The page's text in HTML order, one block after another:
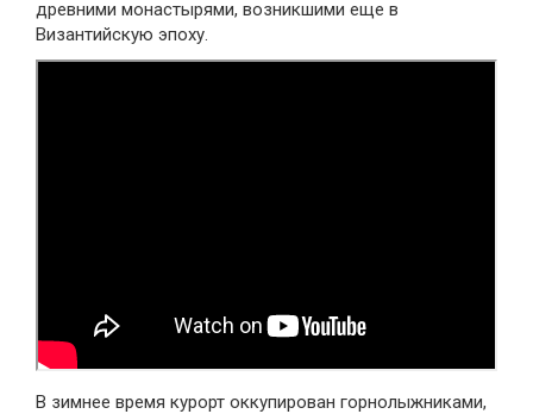
древними монастырями, возникшими еще в
Византийскую эпоху.
В зимнее время курорт оккупирован горнолыжниками,